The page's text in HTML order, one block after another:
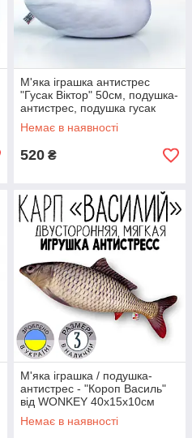
М'яка іграшка антистрес
"Гусак Віктор" 50см, подушка-
антистрес, подушка гусак
Немає в наявності
520 ₴
М'яка іграшка / подушка-
антистрес - "Короп Василь"
від WONKEY 40х15х10см
Немає в наявності